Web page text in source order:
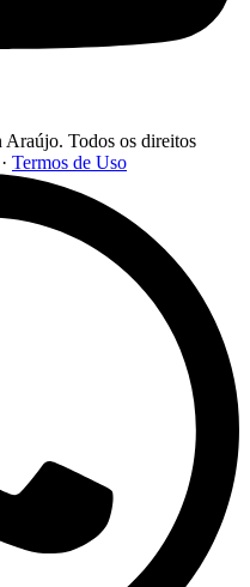
Todos os direitos
· Termos de Uso